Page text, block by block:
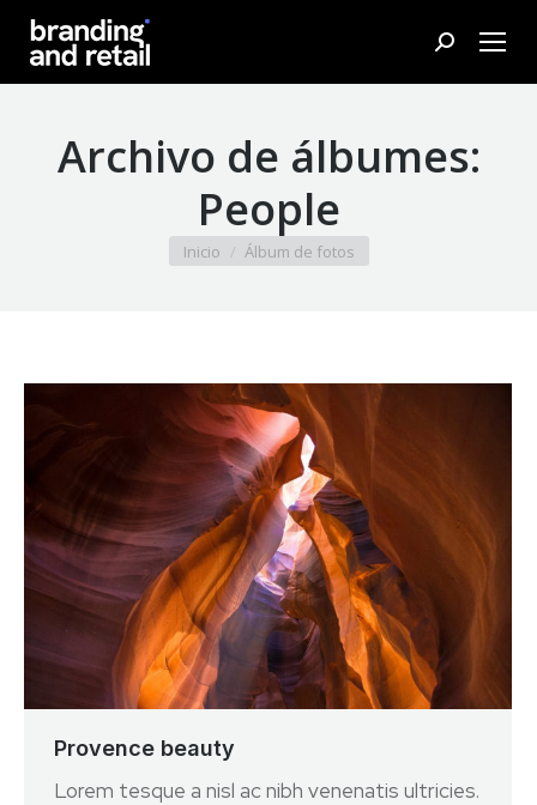
Buscar:
Archivo de álbumes:
People
Estás aquí:
Inicio Álbum de fotos
Provence beauty
Lorem tesque a nisl ac nibh venenatis ultricies.